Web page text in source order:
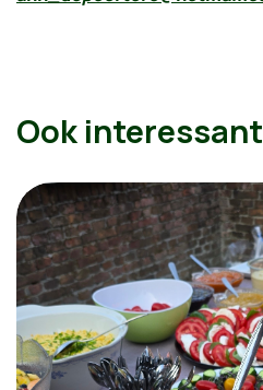
Ook interessant